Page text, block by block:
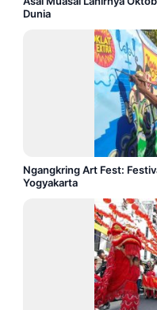
Dunia
Ngangkring Art Fest:
Yogyakarta